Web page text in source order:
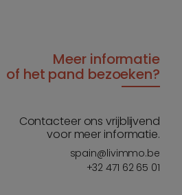
Meer informatie
of het pand bezoeken?
Contacteer ons vrijblijvend
voor meer informatie.
spain@livimmo.be
+32 471 62 65 01